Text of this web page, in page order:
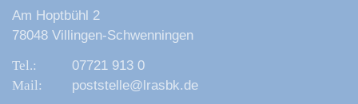
Am Hoptbühl 2
78048 Villingen-Schwenningen
07721 913 0
poststelle@lrasbk.de